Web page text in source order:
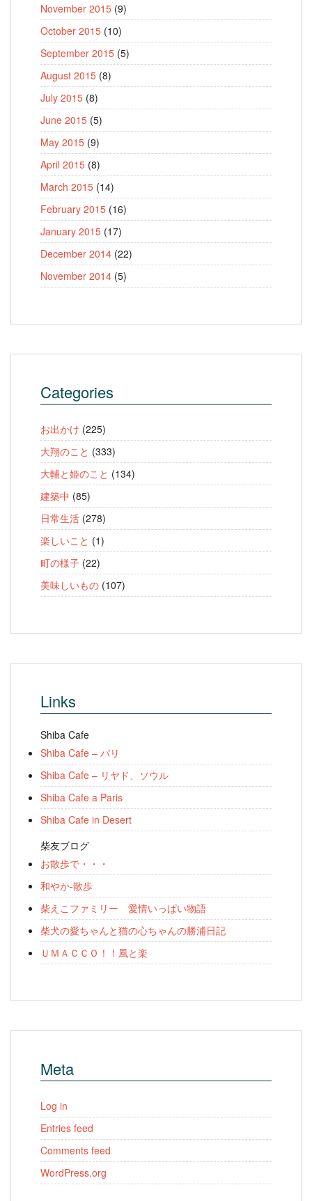
November 2015 (9)
October 2015 (10)
September 2015 (5)
August 2015 (8)
July 2015 (8)
June 2015 (5)
May 2015 (9)
April 2015 (8)
March 2015 (14)
February 2015 (16)
January 2015 (17)
December 2014 (22)
November 2014 (5)
Categories
お出かけ (225)
大翔のこと (333)
大輔と姫のこと (134)
建築中 (85)
日常生活 (278)
楽しいこと (1)
町の様子 (22)
美味しいもの (107)
Links
Shiba Cafe
Shiba Cafe – パリ
Shiba Cafe – リヤド、ソウル
Shiba Cafe a Paris
Shiba Cafe in Desert
柴友ブログ
お散歩で・・・
和やか-散歩
柴えこファミリー 愛情いっぱい物語
柴犬の愛ちゃんと猫の心ちゃんの勝浦日記
ＵＭＡＣＣＯ！！風と楽
Meta
Log in
Entries feed
Comments feed
WordPress.org